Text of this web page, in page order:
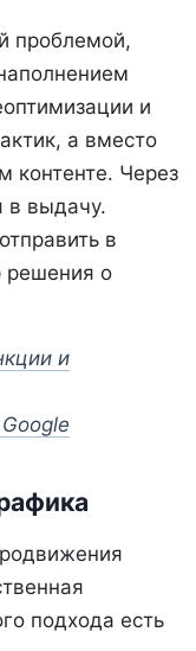
проблемой,
и
а вместо
контенте. Через
в выдачу.
в
решения о
и
подхода есть